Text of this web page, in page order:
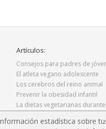
Artículos:
Consejos para padres de
El atleta vegano adolescente
Los cerebros del reino animal
Prevenir la obesidad infantil
La dietas vegetarianas
estadística